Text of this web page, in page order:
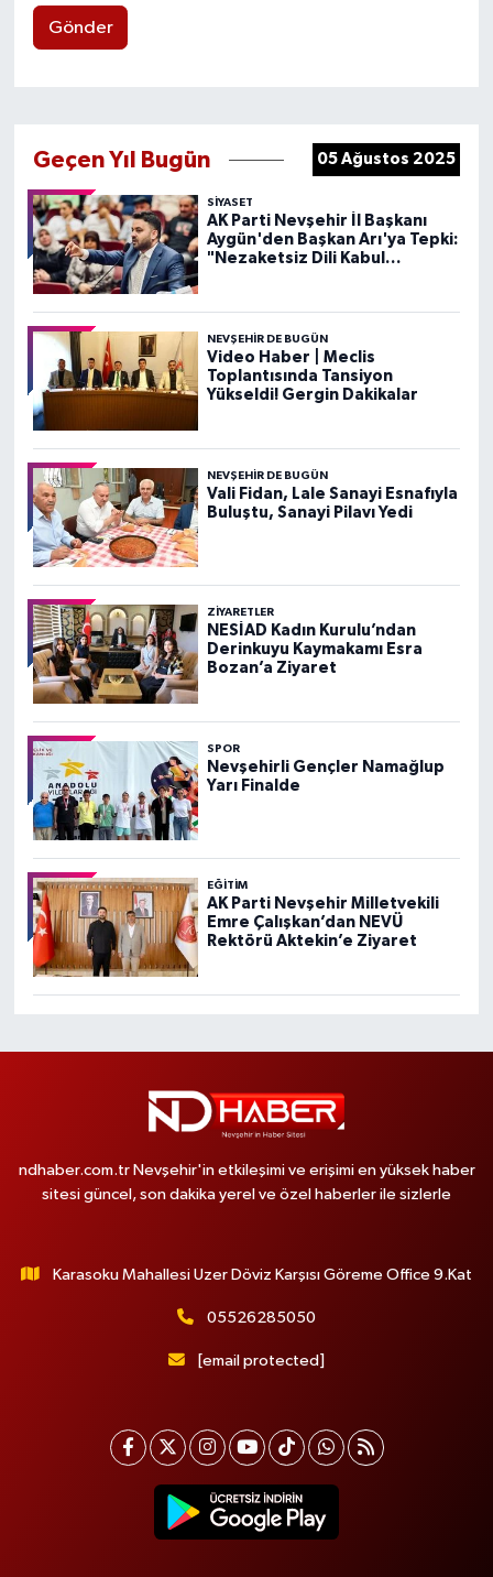
Gönder
Geçen Yıl Bugün 05 Ağustos 2025
SIYASET
AK Parti Nevşehir İl Başkanı
Aygün'den Başkan Arı'ya Tepki:
"Nezaketsiz Dili Kabul
NEVŞEHIR DE BUGÜN
Video Haber | Meclis
Toplantısında Tansiyon
Yükseldi! Gergin Dakikalar
NEVŞEHIR DE BUGÜN
Vali Fidan, Lale Sanayi Esnafıyla
Buluştu, Sanayi Pilavı Yedi
ZIYARETLER
NESİAD Kadın Kurulu’ndan
Derinkuyu Kaymakamı Esra
Bozan’a Ziyaret
SPOR
Nevşehirli Gençler Namağlup
Yarı Finalde
EĞITIM
AK Parti Nevşehir Milletvekili
Emre Çalışkan’dan NEVÜ
Rektörü Aktekin’e Ziyaret
ndhaber.com.tr Nevşehir'in etkileşimi ve erişimi en yüksek haber
sitesi güncel, son dakika yerel ve özel haberler ile sizlerle
Karasoku Mahallesi Uzer Döviz Karşısı Göreme Office 9.Kat
05526285050
[email protected]